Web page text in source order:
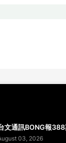
文通訊BONG報
03, 2026